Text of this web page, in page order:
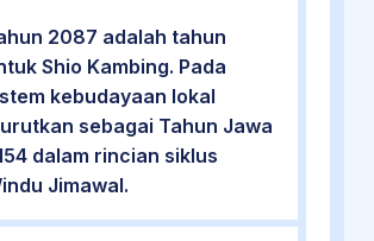
2087 adalah tahun
Shio Kambing. Pada
kebudayaan lokal
sebagai Tahun Jawa
dalam rincian siklus
Jimawal.